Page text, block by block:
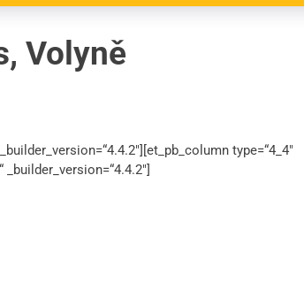
Volyně
type=“4_4″
_builder_version=“4.4.2″]